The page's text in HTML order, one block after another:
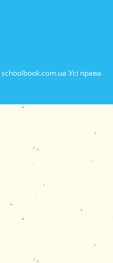
Усі права